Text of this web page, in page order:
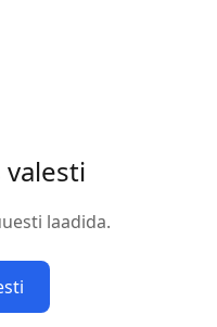
valesti
laadida.